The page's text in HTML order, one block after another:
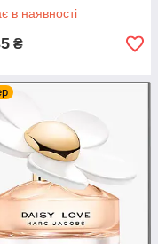
в наявності
₴